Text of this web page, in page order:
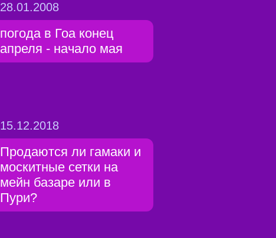
28.01.2008
погода в Гоа конец
апреля - начало мая
15.12.2018
Продаются ли гамаки и
москитные сетки на
мейн базаре или в
Пури?